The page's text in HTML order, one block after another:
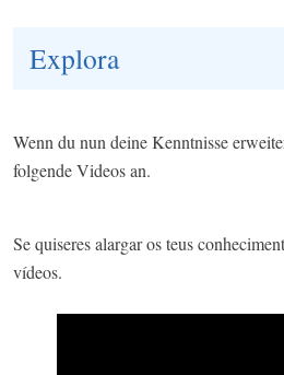
Explora
Wenn du nun deine Kenntnisse
folgende Videos an.​
Se quiseres alargar os teus
vídeos.